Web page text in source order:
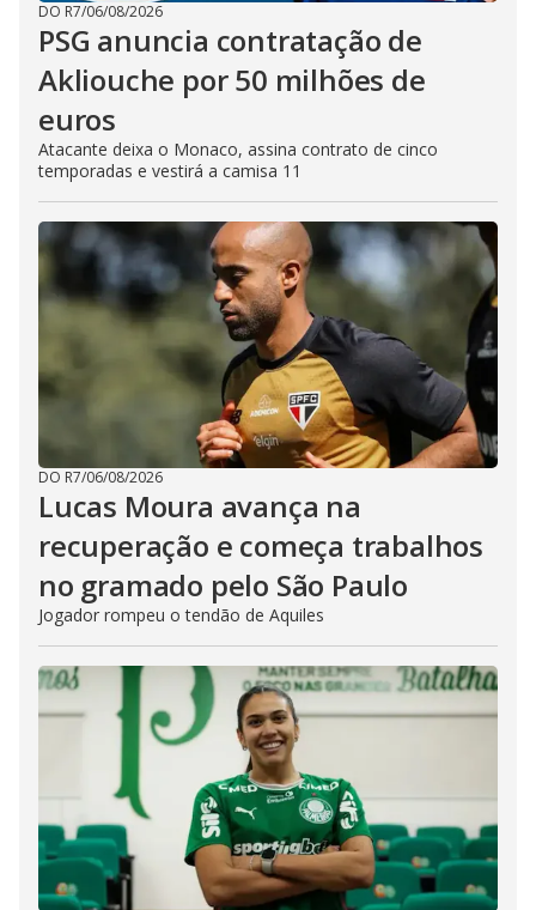
DO R7/06/08/2026
PSG anuncia contratação de
Akliouche por 50 milhões de
euros
Atacante deixa o Monaco, assina contrato de cinco
temporadas e vestirá a camisa 11
DO R7/06/08/2026
Lucas Moura avança na
recuperação e começa trabalhos
no gramado pelo São Paulo
Jogador rompeu o tendão de Aquiles